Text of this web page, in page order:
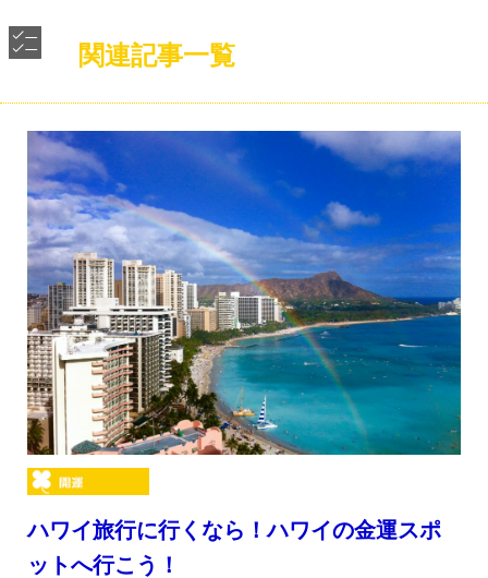
関連記事一覧
ハワイ旅行に行くなら！ハワイの金運スポ
ットへ行こう！